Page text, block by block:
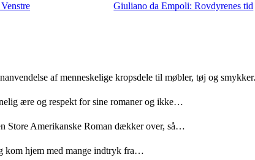
Giuliano da Empoli: Rovdyrenes tid
af menneskelige kropsdele til møbler, tøj og
ære og respekt for sine romaner og ikke…
Store Amerikanske Roman dækker over, så…
kom hjem med mange indtryk fra…